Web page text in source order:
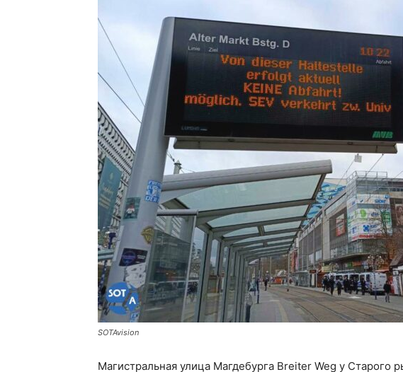
SOTAvision
Магистральная улица Магдебурга Breiter Weg у Старого